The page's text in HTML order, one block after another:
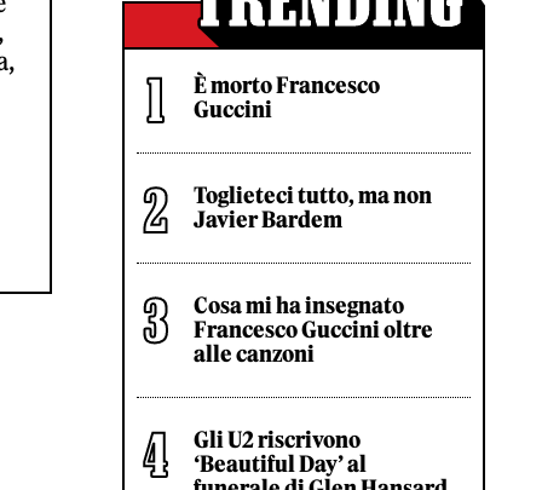
È morto Francesco
Guccini
Toglieteci tutto, ma non
Javier Bardem
Cosa mi ha insegnato
Francesco Guccini oltre
alle canzoni
Gli U2 riscrivono
‘Beautiful Day’ al